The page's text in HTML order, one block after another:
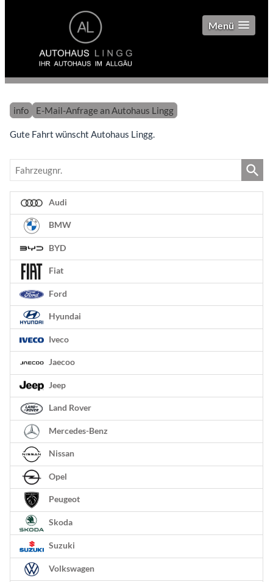
Menü
info E-Mail-Anfrage an Autohaus Lingg
Gute Fahrt wünscht Autohaus Lingg.
Fahrzeugnr.
Audi
BMW
BYD
Fiat
Ford
Hyundai
Iveco
Jaecoo
Jeep
Land Rover
Mercedes-Benz
Nissan
Opel
Peugeot
Skoda
Suzuki
Volkswagen